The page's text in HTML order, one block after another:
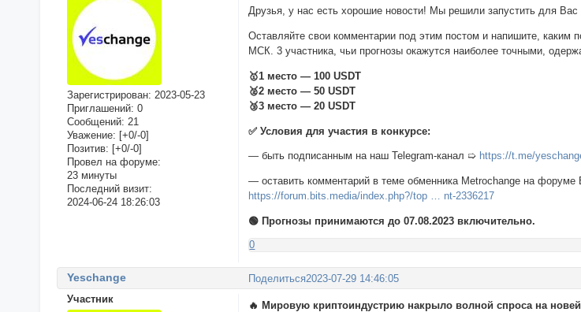
Зарегистрирован: 2023-05-23
Приглашений: 0
Сообщений: 21
Уважение: [+0/-0]
Позитив: [+0/-0]
Провел на форуме:
23 минуты
Последний визит:
2024-06-24 18:26:03
Друзья, у нас есть хорошие новости! Мы решили запустить для Вас
Оставляйте свои комментарии под этим постом и напишите,
МСК. 3 участника, чьи прогнозы окажутся наиболее точными,
🥇1 место — 100 USDT
🥈2 место — 50 USDT
🥉3 место — 20 USDT
✅ Условия для участия в конкурсе:
— быть подписанным на наш Telegram-канал ➯ https://t.me/
— оставить комментарий в теме обменника Metrochange на
https://forum.bits.media/index.php?/top … nt-2336217
🟢 Прогнозы принимаются до 07.08.2023 включительно.
0
Поделиться2023-07-29 14:46:05
Yeschange
Участник
🔥 Мировую криптоиндустрию накрыло волной спроса на